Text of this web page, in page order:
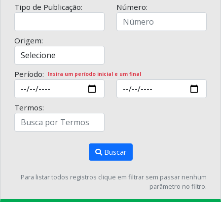
Tipo de Publicação: Número:
Origem:
Período: Insira um período inicial e um final
Termos:
Buscar
Para listar todos registros clique em filtrar sem passar nenhum
parâmetro no filtro.